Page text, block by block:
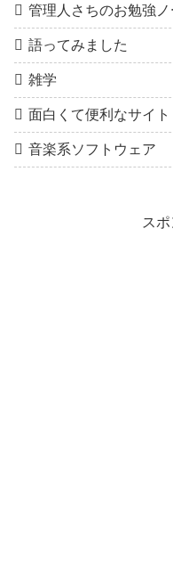
管理人さちのお勉強ノ
語ってみました
雑学
面白くて便利なサイト
音楽系ソフトウェア
ス